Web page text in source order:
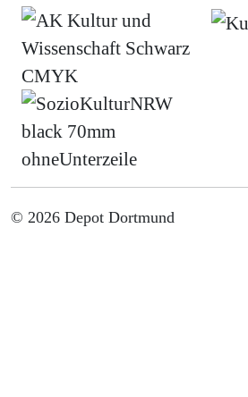
© 2026 Depot Dortmund